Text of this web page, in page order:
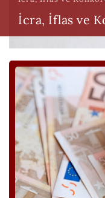
İcra, İflas ve